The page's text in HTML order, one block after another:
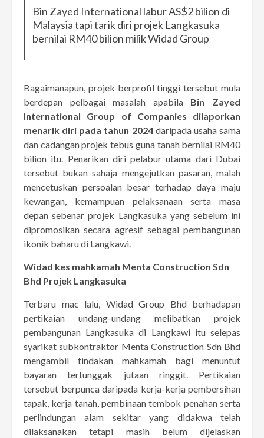
Bin Zayed International labur AS$2 bilion di
Malaysia tapi tarik diri projek Langkasuka
bernilai RM40 bilion milik Widad Group
Bagaimanapun, projek berprofil tinggi tersebut mula
berdepan pelbagai masalah apabila Bin Zayed
International Group of Companies dilaporkan
menarik diri pada tahun 2024 daripada usaha sama
dan cadangan projek tebus guna tanah bernilai RM40
bilion itu. Penarikan diri pelabur utama dari Dubai
tersebut bukan sahaja mengejutkan pasaran, malah
mencetuskan persoalan besar terhadap daya maju
kewangan, kemampuan pelaksanaan serta masa
depan sebenar projek Langkasuka yang sebelum ini
dipromosikan secara agresif sebagai pembangunan
ikonik baharu di Langkawi.
Widad kes mahkamah Menta Construction Sdn
Bhd Projek Langkasuka
Terbaru mac lalu, Widad Group Bhd berhadapan
pertikaian undang-undang melibatkan projek
pembangunan Langkasuka di Langkawi itu selepas
syarikat subkontraktor Menta Construction Sdn Bhd
mengambil tindakan mahkamah bagi menuntut
bayaran tertunggak jutaan ringgit. Pertikaian
tersebut berpunca daripada kerja-kerja pembersihan
tapak, kerja tanah, pembinaan tembok penahan serta
perlindungan alam sekitar yang didakwa telah
dilaksanakan tetapi masih belum dijelaskan